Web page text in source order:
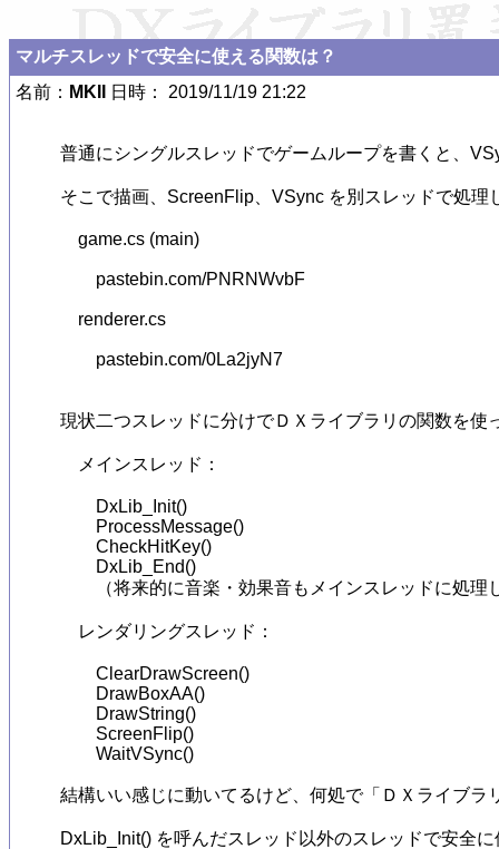
マルチスレッドで安全に使える関数は？
名前： MKII 日時： 2019/11/19 21:22
普通にシングルスレッドでゲームループを書くと、
そこで描画、ScreenFlip、VSync を別スレッドで処
game.cs (main)
pastebin.com/PNRNWvbF
renderer.cs
pastebin.com/0La2jyN7
現状二つスレッドに分けでＤＸライブラリの関数を使
メインスレッド：
DxLib_Init()
ProcessMessage()
CheckHitKey()
DxLib_End()
（将来的に音楽・効果音もメインスレッドに処理
レンダリングスレッド：
ClearDrawScreen()
DrawBoxAA()
DrawString()
ScreenFlip()
WaitVSync()
結構いい感じに動いてるけど、何処で「ＤＸライブ
DxLib_Init() を呼んだスレッド以外のスレッドで安全